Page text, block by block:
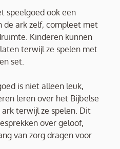
speelgoed ook een
de ark zelf, compleet met
Kinderen kunnen
terwijl ze spelen met
set.
is niet alleen leuk,
leren over het Bijbelse
terwijl ze spelen. Dit
over geloof,
van zorg dragen voor